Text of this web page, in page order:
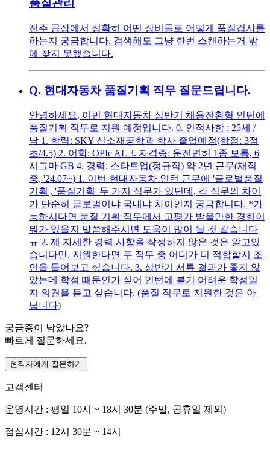
품질관리
전주 공장에서 정확히 어떤 장비들로 어떻게 품질검사를
하는지 궁금합니다. 검색해도 그냥 한번 스캔하는거 밖
에 찾지 못했습니다.
Q. 현대자동차 품질기획 직무 질문드립니다.
안녕하세요, 이번 현대자동차 상반기 채용전환형 인턴에
품질기획 직무로 지원 예정입니다. 0. 인적사항 : 25세 /
남 1. 학력: SKY 신소재공학과 학사 졸업예정(학점: 3점
초/4.5) 2. 어학: OPIc AL 3. 자격증: 운전면허 1종 보통, 6
시그마 GB 4. 경력: 스타트업(정규직) 약 2년 근무(재직
중, '24.07~) 1. 이번 현대자동차 인턴 근무에 '글로벌품질
기획', '품질기획' 두 가지 직무가 있던데, 각 직무의 차이
가 단순히 글로벌이냐 국내냐 차이인지 궁금합니다. *가
능하시다면 품질 기획 직무에서 고평가 받을만한 경험이
뭐가 있을지 말씀해주시면 도움이 많이 될 것 같습니다
ㅠ 2. 제 자세한 경력 사항을 작성하지 않은 것은 알고있
습니다만, 지원한다면 두 직무 중 어디가 더 적합할지 조
언을 들어보고 싶습니다. 3. 상반기 서류 결과가 좋지 않
았는데 학점 때문인가 싶어 인턴에 붙기 어려운 학점일
지 의견을 듣고 싶습니다. (품질 직무로 지원한 것은 아
닙니다)
궁금증이 남았나요?
빠르게 질문하세요.
현직자에게 질문하기
고객센터
운영시간 : 평일 10시 ~ 18시 30분 (주말, 공휴일 제외)
점심시간 : 12시 30분 ~ 14시